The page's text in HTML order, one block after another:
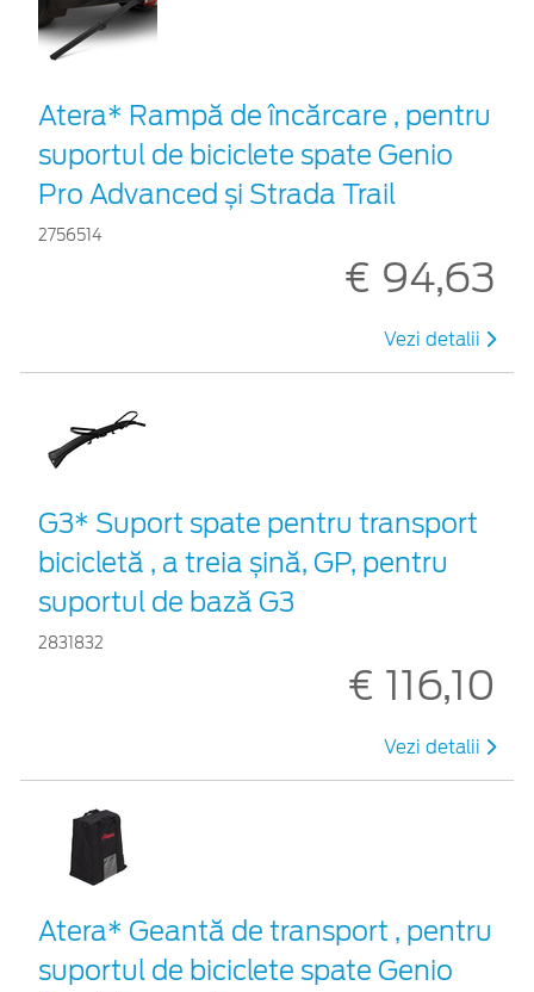
Atera* Rampă de încărcare , pentru
suportul de biciclete spate Genio
Pro Advanced și Strada Trail
2756514
€ 94,63
Vezi detalii
G3* Suport spate pentru transport
bicicletă , a treia șină, GP, pentru
suportul de bază G3
2831832
€ 116,10
Vezi detalii
Atera* Geantă de transport , pentru
suportul de biciclete spate Genio